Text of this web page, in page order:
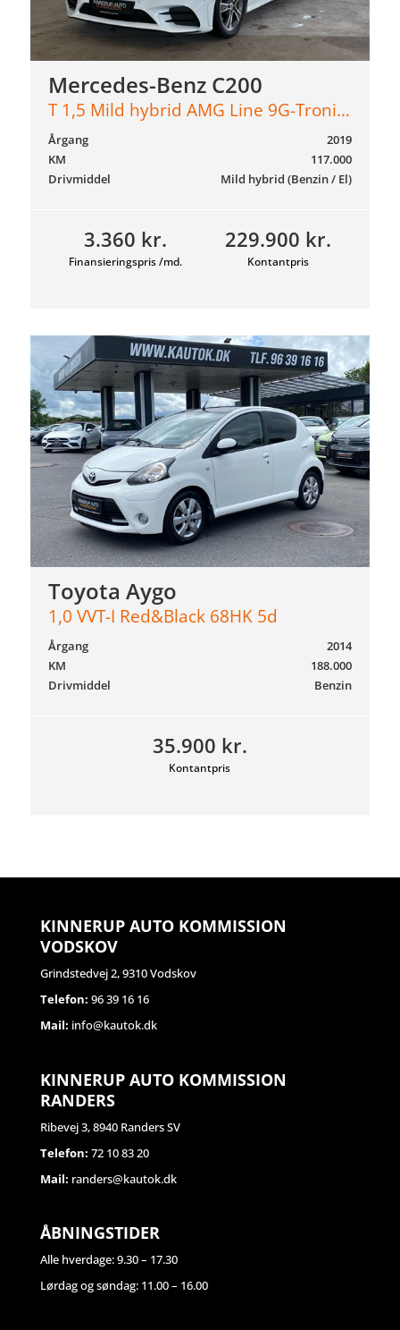
Mercedes-Benz C200
T 1,5 Mild hybrid AMG Line 9G-Tronic 184HK Stc Aut.
3.360 kr.
Finansieringspris /md.
229.900 kr.
Kontantpris
2019
Årgang
117.000
KM
Mild hybrid (Benzin / El)
Drivmiddel
Toyota Aygo
1,0 VVT-I Red&Black 68HK 5d
35.900 kr.
Kontantpris
2014
Årgang
188.000
KM
Benzin
Drivmiddel
KINNERUP AUTO KOMMISSION
VODSKOV
Grindstedvej 2, 9310 Vodskov
Telefon: 96 39 16 16
Mail: info@kautok.dk
KINNERUP AUTO KOMMISSION
RANDERS
Ribevej 3, 8940 Randers SV
Telefon: 72 10 83 20
Mail: randers@kautok.dk
ÅBNINGSTIDER
Alle hverdage: 9.30 – 17.30
Lørdag og søndag: 11.00 – 16.00